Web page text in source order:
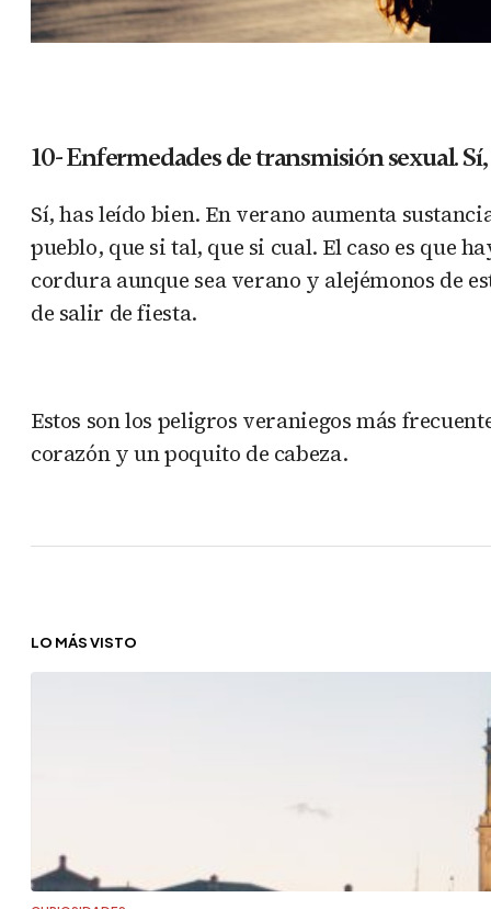
10- Enfermedades de transmisión sexual.
Sí, has leído bien. En verano aumenta
pueblo, que si tal, que si cual. El caso es que
cordura aunque sea verano y alejémonos de
de salir de fiesta.
Estos son los peligros veraniegos más
corazón y un poquito de cabeza.
LO MÁS VISTO